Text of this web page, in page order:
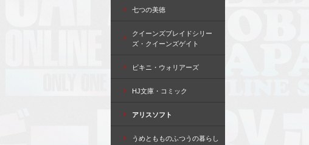
七つの美徳
クイーンズブレイドシリー
ズ・クイーンズゲイト
ビキニ・ウォリアーズ
HJ文庫・コミック
アリスソフト
うめともものふつうの暮らし